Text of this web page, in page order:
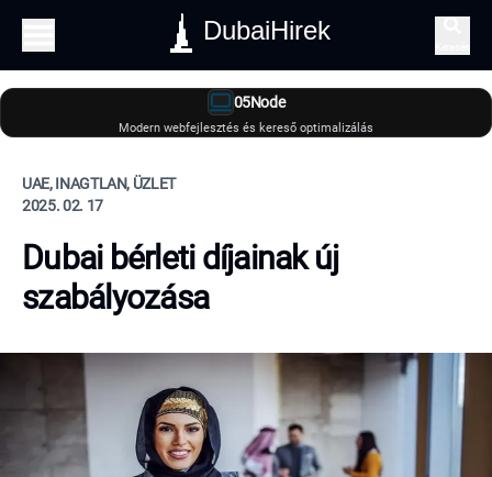
DubaiHirek
05Node
Modern webfejlesztés és kereső optimalizálás
UAE, INAGTLAN, ÜZLET
2025. 02. 17
Dubai bérleti díjainak új
szabályozása